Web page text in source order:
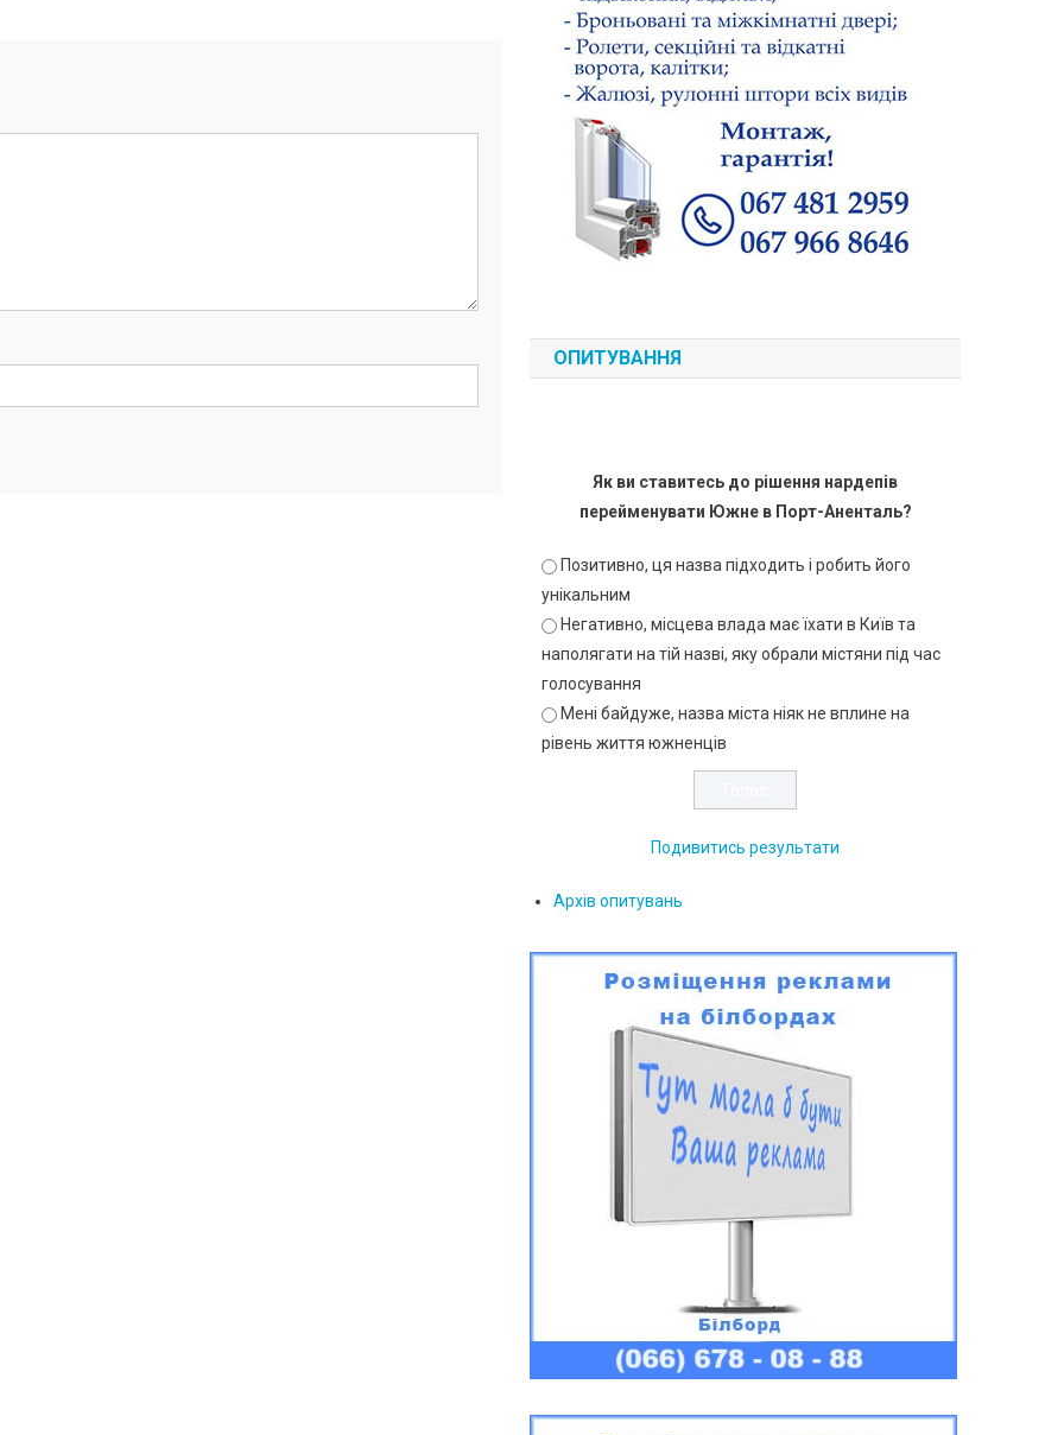
ОПИТУВАННЯ
Як ви ставитесь до рішення нардепів
перейменувати Южне в Порт-Аненталь?
Позитивно, ця назва підходить і робить його
унікальним
Негативно, місцева влада має їхати в Київ та
наполягати на тій назві, яку обрали містяни під час
голосування
Мені байдуже, назва міста ніяк не вплине на
рівень життя южненців
Подивитись результати
Архів опитувань